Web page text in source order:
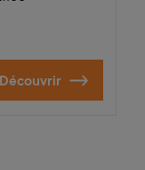
Découvrir